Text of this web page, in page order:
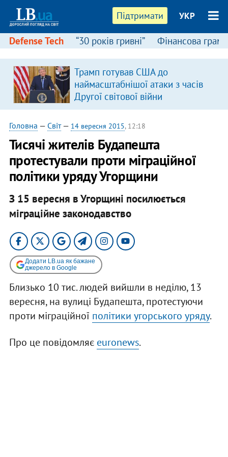
Підтримати УКР
Defense Tech “30 років гривні” Фінансова
Трамп готував США до
наймасштабнішої атаки з часів
Другої світової війни
Головна — Світ— 14 вересня 2015, 12:18
Тисячі жителів Будапешта
протестували проти міграційної
політики уряду Угорщини
З 15 вересня в Угорщині посилюється
міграційне законодавство
Додати LB.ua як бажане
джерело в Google
Близько 10 тис. людей вийшли в неділю, 13
вересня, на вулиці Будапешта, протестуючи
проти міграційної політики угорського уряду.
Про це повідомляє euronews.